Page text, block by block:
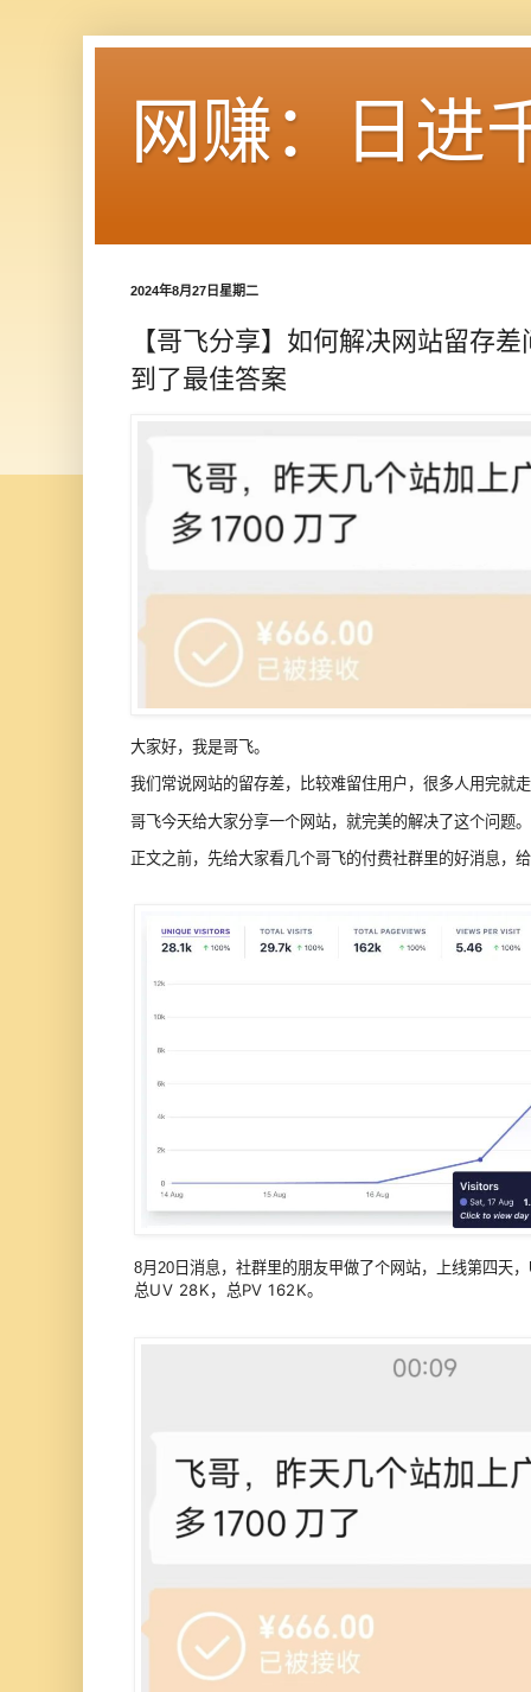
网赚：日进
2024年8月27日星期二
【哥飞分享】如何解决网站留存
到了最佳答案
大家好，我是哥飞。
我们常说网站的留存差，比较难留住用户，很多人用完就
哥飞今天给大家分享一个网站，就完美的解决了这个问题。
正文之前，先给大家看几个哥飞的付费社群里的好消息，
8月20日消息，社群里的朋友甲做了个网站，上线第四天
总UV 28K，总PV 162K。